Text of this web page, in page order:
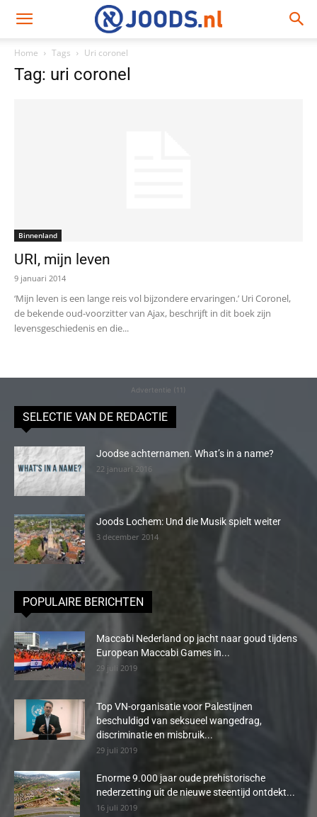
Home Tags Uri coronel
Tag: uri coronel
Binnenland
URI, mijn leven
9 januari 2014
‘Mijn leven is een lange reis vol bijzondere ervaringen.’ Uri Coronel,
de bekende oud-voorzitter van Ajax, beschrijft in dit boek zijn
levensgeschiedenis en die...
Advertentie (11)
SELECTIE VAN DE REDACTIE
Joodse achternamen. What’s in a name?
22 januari 2016
Joods Lochem: Und die Musik spielt weiter
3 december 2014
POPULAIRE BERICHTEN
Maccabi Nederland op jacht naar goud tijdens
European Maccabi Games in...
29 juli 2019
Top VN-organisatie voor Palestijnen
beschuldigd van seksueel wangedrag,
discriminatie en misbruik...
29 juli 2019
Enorme 9.000 jaar oude prehistorische
nederzetting uit de nieuwe steentijd ontdekt...
16 juli 2019